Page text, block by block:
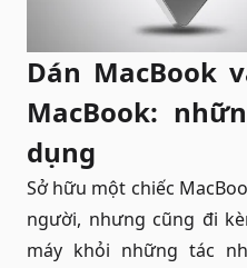
Dán MacBook
MacBook:
dụng
Sở hữu một chiếc
người, nhưng cũng đi
máy khỏi những tác